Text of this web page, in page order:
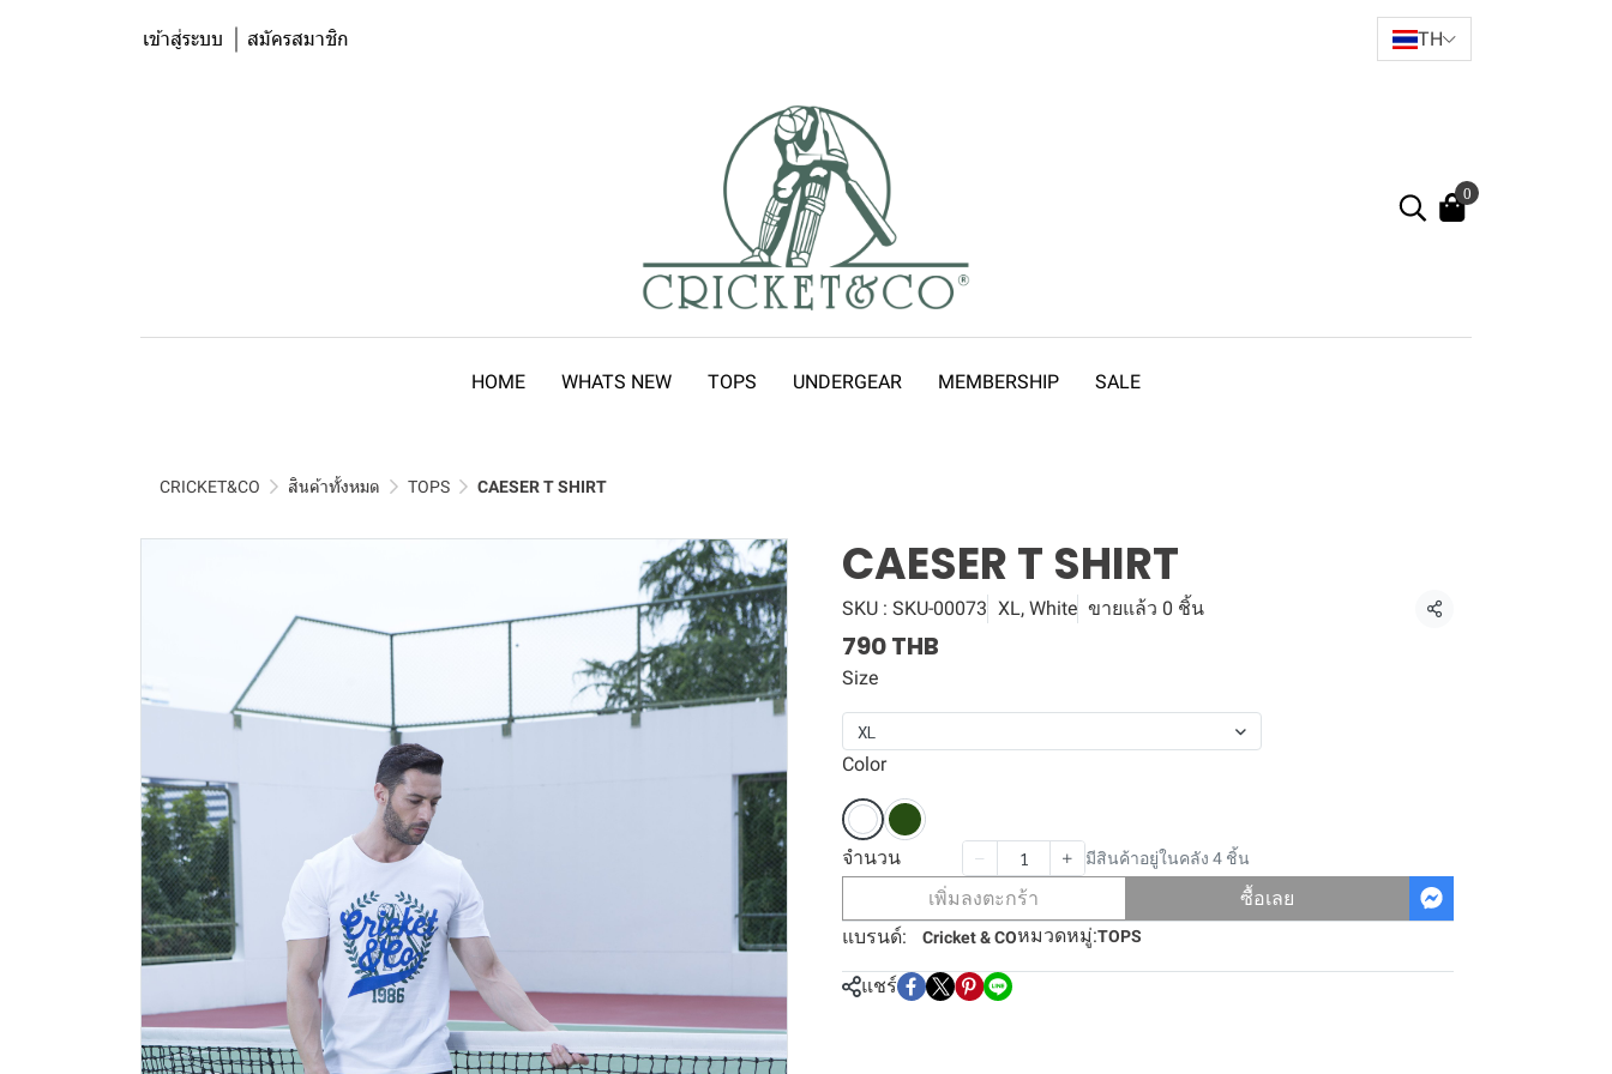
เข้าสู่ระบบ สมัครสมาชิก TH
0
HOME WHATS NEW TOPS UNDERGEAR MEMBERSHIP SALE
CRICKET&CO สินค้าทั้งหมด TOPS CAESER T SHIRT
CAESER T SHIRT
SKU : SKU-00073 XL, White ขายแล้ว 0 ชิ้น แชร์
790 THB
Size
XL
Color
จำนวน มีสินค้าอยู่ในคลัง 4 ชิ้น
เพิ่มลงตะกร้า
ซื้อเลย
แบรนด์:
Cricket & COหมวดหมู่:TOPS
แชร์